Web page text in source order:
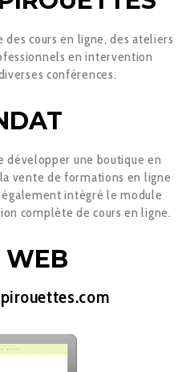
cours en ligne, des ateliers
en intervention
conférences.
développer une boutique en
vente de formations en ligne
également intégré le module
complète de cours en ligne.
WEB